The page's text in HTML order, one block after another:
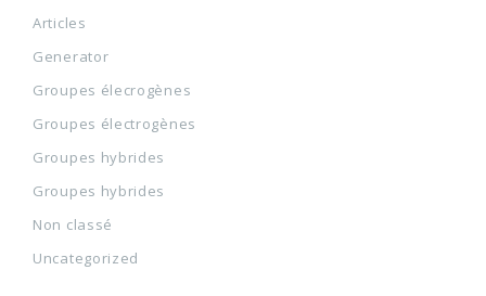
Articles
Generator
Groupes élecrogènes
Groupes électrogènes
Groupes hybrides
Groupes hybrides
Non classé
Uncategorized